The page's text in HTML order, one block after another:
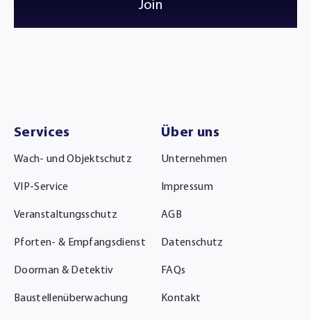
Join
Services
Wach- und Objektschutz
VIP-Service
Veranstaltungsschutz
Pforten- & Empfangsdienst
Doorman & Detektiv
Baustellenüberwachung
Über uns
Unternehmen
Impressum
AGB
Datenschutz
FAQs
Kontakt